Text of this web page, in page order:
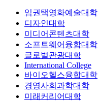
임권택영화예술대학
디자인대학
미디어콘텐츠대학
소프트웨어융합대학
글로벌관광대학
International College
바이오헬스융합대학
경영사회과학대학
미래커리어대학